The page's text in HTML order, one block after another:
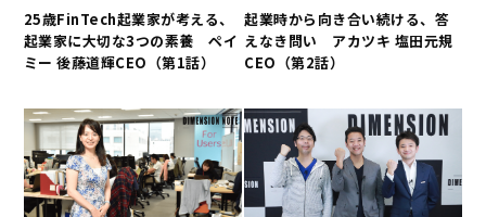
25歳FinTech起業家が考える、
起業家に大切な3つの素養 ペイ
ミー 後藤道輝CEO（第1話）
起業時から向き合い続ける、答
えなき問い アカツキ 塩田元規
CEO（第2話）